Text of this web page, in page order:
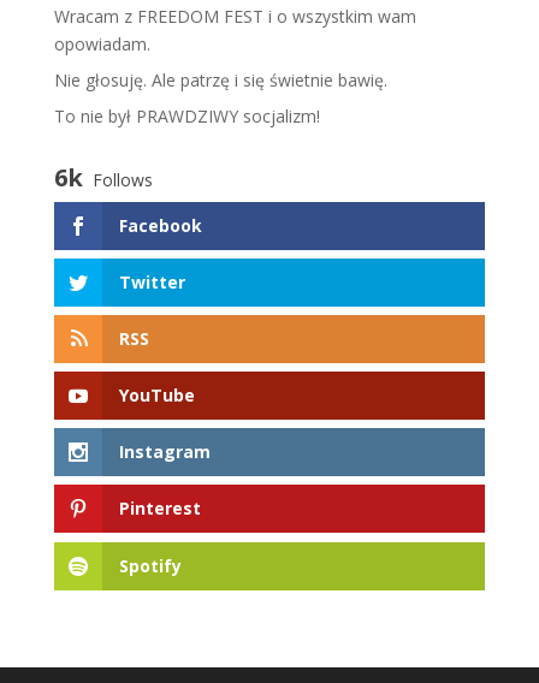
Wracam z FREEDOM FEST i o wszystkim wam
opowiadam.
​N​ie głosuję. Ale patrzę i się świetnie bawię.
To nie był PRAWDZIWY socjalizm!
6k Follows
Facebook
Twitter
RSS
YouTube
Instagram
Pinterest
Spotify